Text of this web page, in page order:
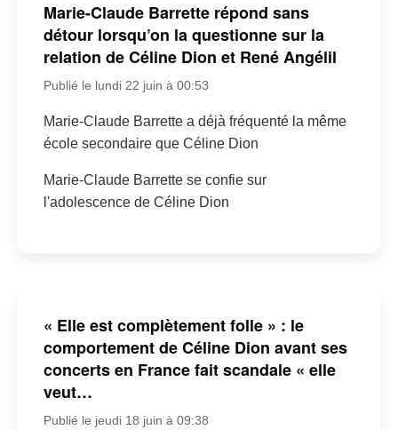
Marie-Claude Barrette répond sans
détour lorsqu’on la questionne sur la
relation de Céline Dion et René Angélil
Publié le lundi 22 juin à 00:53
Marie-Claude Barrette a déjà fréquenté la même
école secondaire que Céline Dion
Marie-Claude Barrette se confie sur
l'adolescence de Céline Dion
« Elle est complètement folle » : le
comportement de Céline Dion avant ses
concerts en France fait scandale « elle
veut…
Publié le jeudi 18 juin à 09:38